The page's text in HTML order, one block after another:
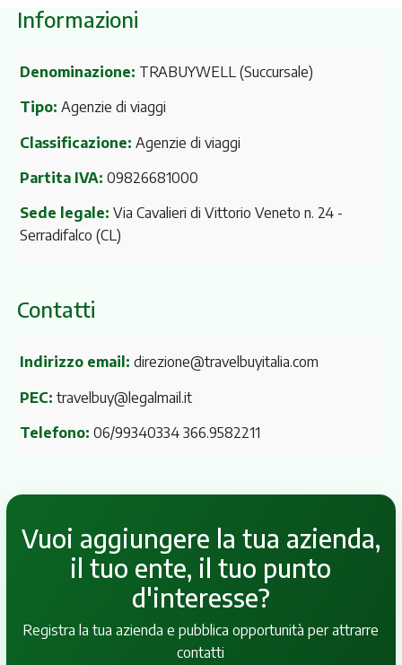
Informazioni
Denominazione: TRABUYWELL (Succursale)
Tipo: Agenzie di viaggi
Classificazione: Agenzie di viaggi
Partita IVA: 09826681000
Sede legale: Via Cavalieri di Vittorio Veneto n. 24 -
Serradifalco (CL)
Contatti
Indirizzo email: direzione@travelbuyitalia.com
PEC: travelbuy@legalmail.it
Telefono: 06/99340334 366.9582211
Vuoi aggiungere la tua azienda,
il tuo ente, il tuo punto
d'interesse?
Registra la tua azienda e pubblica opportunità per attrarre
contatti